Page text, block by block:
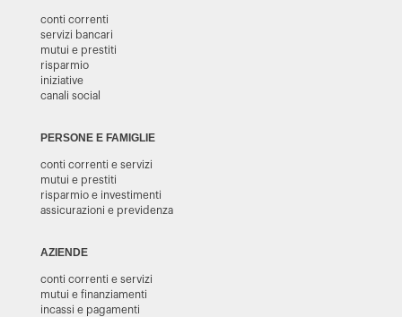
conti correnti
servizi bancari
mutui e prestiti
risparmio
iniziative
canali social
PERSONE E FAMIGLIE
conti correnti e servizi
mutui e prestiti
risparmio e investimenti
assicurazioni e previdenza
AZIENDE
conti correnti e servizi
mutui e finanziamenti
incassi e pagamenti